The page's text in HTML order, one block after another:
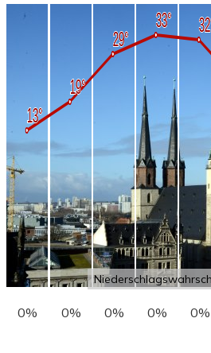
0% 0% 0% 0% 0%